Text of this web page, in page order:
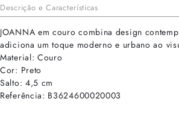
Descrição e Características
JOANNA em couro combina design
adiciona um toque moderno e urbano ao
Material: Couro
Cor: Preto
Salto: 4,5 cm
Referência: B3624600020003